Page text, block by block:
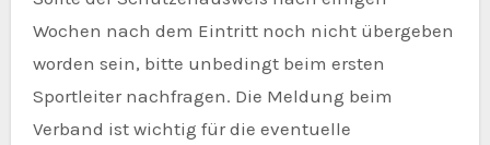
Wochen nach dem Eintritt noch nicht übergeben
worden sein, bitte unbedingt beim ersten
Sportleiter nachfragen. Die Meldung beim
Verband ist wichtig für die eventuelle